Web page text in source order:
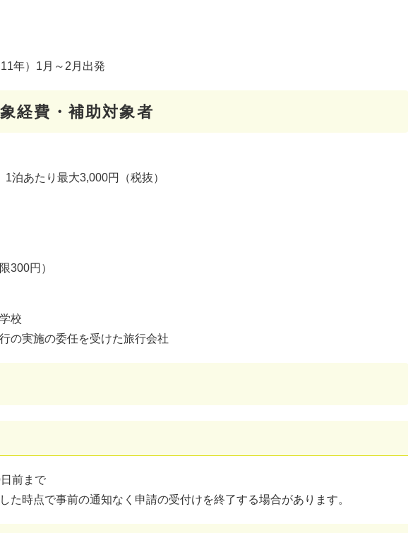
年）1月～2月出発
経費・補助対象者
泊あたり最大3,000円（税抜）
300円）
校
の実施の委任を受けた旅行会社
前まで
た時点で事前の通知なく申請の受付けを終了する場合があります。